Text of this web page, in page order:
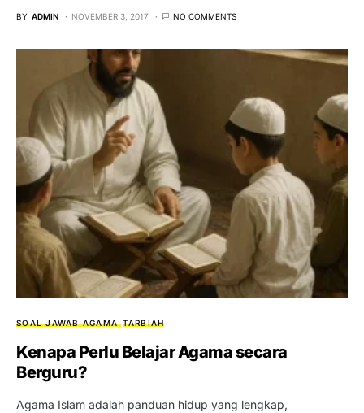
BY ADMIN NOVEMBER 3, 2017 NO COMMENTS
SOAL JAWAB AGAMA TARBIAH
Kenapa Perlu Belajar Agama secara
Berguru?
Agama Islam adalah panduan hidup yang lengkap,